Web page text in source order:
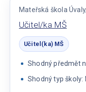
Mateřská škola
Učitel/ka MŠ
Učitel(ka) MŠ
Shodný předmět
Shodný typ školy: